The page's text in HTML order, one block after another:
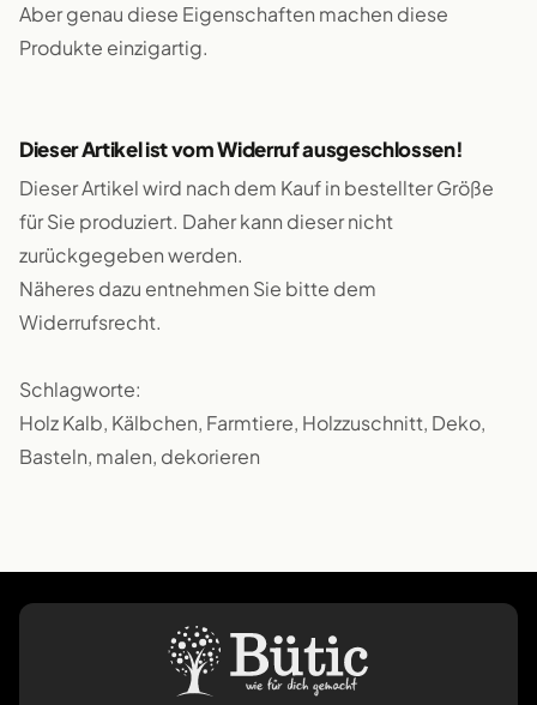
Aber genau diese Eigenschaften machen diese
Produkte einzigartig.
Dieser Artikel ist vom Widerruf ausgeschlossen!
Dieser Artikel wird nach dem Kauf in bestellter Größe
für Sie produziert. Daher kann dieser nicht
zurückgegeben werden.
Näheres dazu entnehmen Sie bitte dem
Widerrufsrecht.
Schlagworte:
Holz Kalb, Kälbchen, Farmtiere, Holzzuschnitt, Deko,
Basteln, malen, dekorieren